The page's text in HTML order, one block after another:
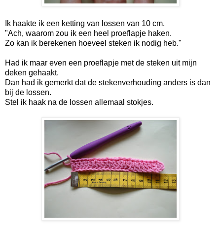
Ik haakte ik een ketting van lossen van 10 cm.
"Ach, waarom zou ik een heel proeflapje haken.
Zo kan ik berekenen hoeveel steken ik nodig heb."
Had ik maar even een proeflapje met de steken uit mijn
deken gehaakt.
Dan had ik gemerkt dat de stekenverhouding anders is dan
bij de lossen.
Stel ik haak na de lossen allemaal stokjes.